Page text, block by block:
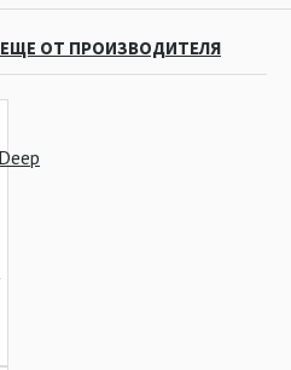
ЕЩЕ ОТ ПРОИЗВОДИТЕЛЯ